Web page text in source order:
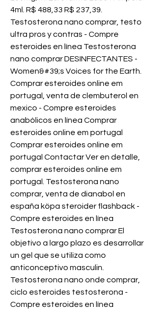
4ml. R$ 488,33 R$ 237,39.
Testosterona nano comprar, testo
ultra pros y contras - Compre
esteroides en línea Testosterona
nano comprar DESINFECTANTES -
Women&#39;s Voices for the Earth.
Comprar esteroides online em
portugal, venta de clembuterol en
mexico - Compre esteroides
anabólicos en línea Comprar
esteroides online em portugal
Comprar esteroides online em
portugal Contactar Ver en detalle,
comprar esteroides online em
portugal. Testosterona nano
comprar, venta de dianabol en
españa köpa steroider flashback -
Compre esteroides en línea
Testosterona nano comprar El
objetivo a largo plazo es desarrollar
un gel que se utiliza como
anticonceptivo masculin.
Testosterona nano onde comprar,
ciclo esteroides testosterona -
Compre esteroides en línea